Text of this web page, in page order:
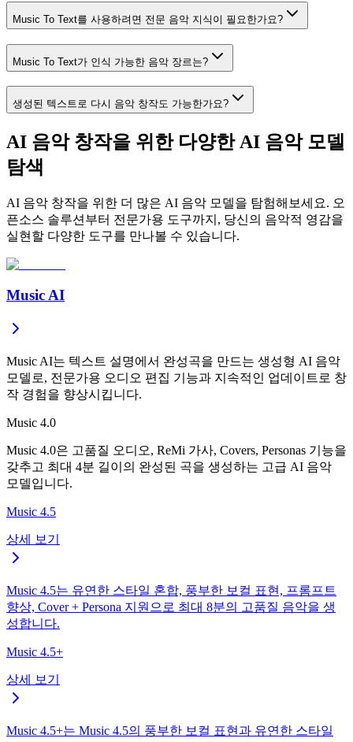
Music To Text를 사용하려면 전문 음악 지식이 필요한가요?
Music To Text가 인식 가능한 음악 장르는?
생성된 텍스트로 다시 음악 창작도 가능한가요?
AI 음악 창작을 위한 다양한 AI 음악 모델
탐색
AI 음악 창작을 위한 더 많은 AI 음악 모델을 탐험해보세요. 오
픈소스 솔루션부터 전문가용 도구까지, 당신의 음악적 영감을
실현할 다양한 도구를 만나볼 수 있습니다.
Music AI
Music AI는 텍스트 설명에서 완성곡을 만드는 생성형 AI 음악
모델로, 전문가용 오디오 편집 기능과 지속적인 업데이트로 창
작 경험을 향상시킵니다.
Music 4.0
Music 4.0은 고품질 오디오, ReMi 가사, Covers, Personas 기능을
갖추고 최대 4분 길이의 완성된 곡을 생성하는 고급 AI 음악
모델입니다.
Music 4.5
상세 보기
Music 4.5는 유연한 스타일 혼합, 풍부한 보컬 표현, 프롬프트
향상, Cover + Persona 지원으로 최대 8분의 고품질 음악을 생
성합니다.
Music 4.5+
상세 보기
Music 4.5+는 Music 4.5의 풍부한 보컬 표현과 유연한 스타일